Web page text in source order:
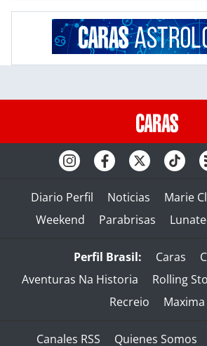
Diario Perfil Noticias Marie
Weekend
Parabrisas
Perfil Brasil: Caras
Aventuras Na Historia
Rolling
Recreio
Maxima
Canales RSS Quienes Somos